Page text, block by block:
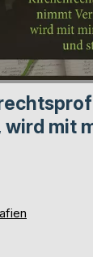
wird mit